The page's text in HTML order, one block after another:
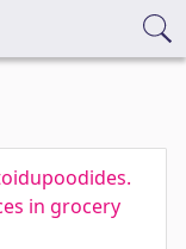
in grocery